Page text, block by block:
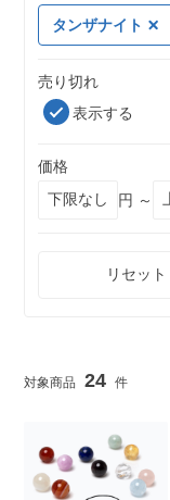
タンザナイト
売り切れ
表示する
価格
円 ～
リセット
24